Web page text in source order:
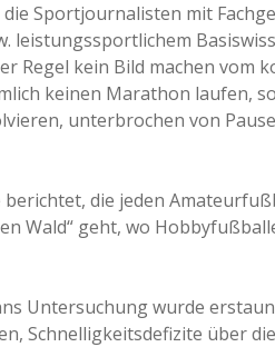
die Sportjournalisten mit
leistungssportlichem
Regel kein Bild machen vom
keinen Marathon laufen,
unterbrochen von
die jeden
Wald“ geht, wo
Untersuchung wurde
Schnelligkeitsdefizite über